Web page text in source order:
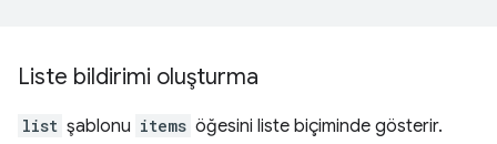
Liste bildirimi oluşturma
list şablonu items öğesini liste biçiminde gösterir.